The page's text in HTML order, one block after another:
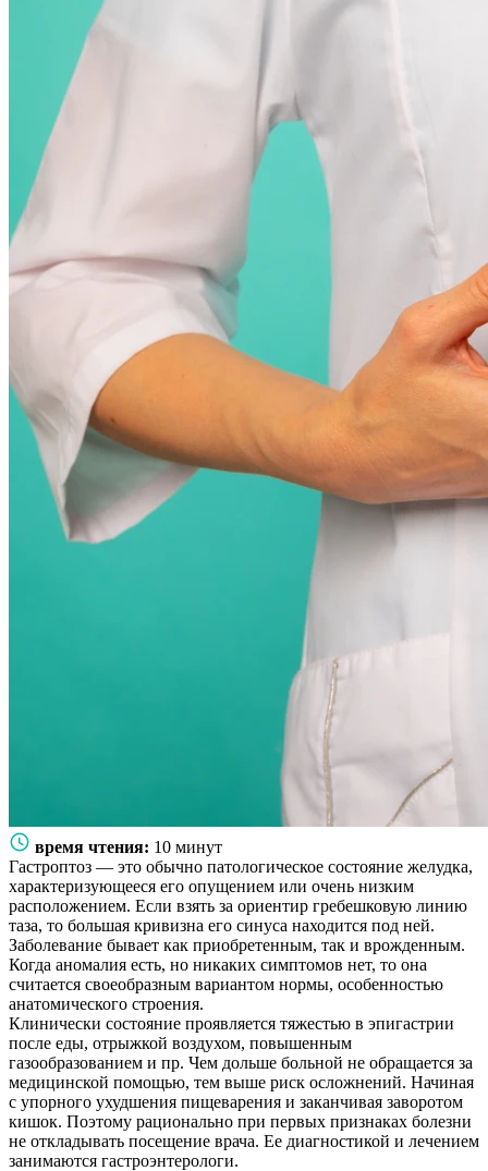
время чтения: 10 минут
Гастроптоз — это обычно патологическое состояние желудка,
характеризующееся его опущением или очень низким
расположением. Если взять за ориентир гребешковую линию
таза, то большая кривизна его синуса находится под ней.
Заболевание бывает как приобретенным, так и врожденным.
Когда аномалия есть, но никаких симптомов нет, то она
считается своеобразным вариантом нормы, особенностью
анатомического строения.
Клинически состояние проявляется тяжестью в эпигастрии
после еды, отрыжкой воздухом, повышенным
газообразованием и пр. Чем дольше больной не обращается за
медицинской помощью, тем выше риск осложнений. Начиная
с упорного ухудшения пищеварения и заканчивая заворотом
кишок. Поэтому рационально при первых признаках болезни
не откладывать посещение врача. Ее диагностикой и лечением
занимаются гастроэнтерологи.